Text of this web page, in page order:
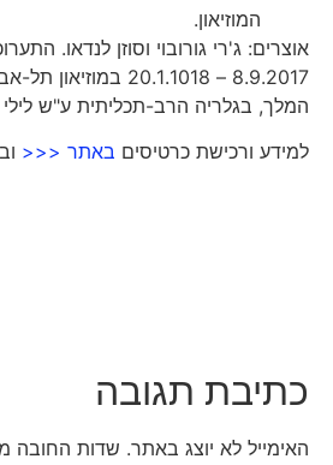
המוזיאון.
אוצרים: ג'רי גורובוי וסוזן לנדאו.
8.9.2017 – 20.1.1018
המלך, בגלריה הרב-תכליתית ע"ש לילי
למידע ורכישת כרטיסיםבאתר <<<ובטל': 03-
כתיבת תגובה
האימייל לא יוצג באתר. שדות החובה